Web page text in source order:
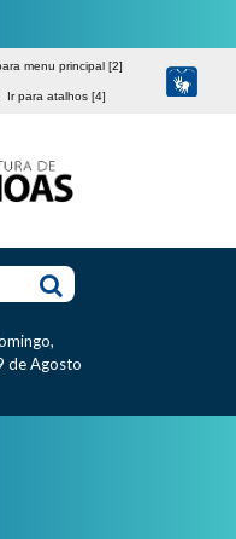
menu principal [2]
Ir para atalhos [4]
de Agosto